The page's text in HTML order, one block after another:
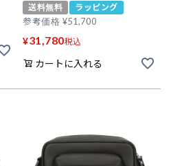
送料無料
ラッピング
参考価格 ¥51,700
¥31,780税込
カートに入れる